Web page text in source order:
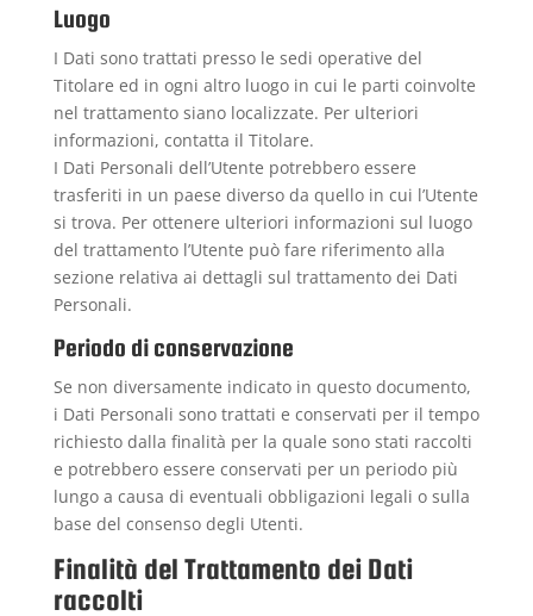
Luogo
I Dati sono trattati presso le sedi operative del
Titolare ed in ogni altro luogo in cui le parti coinvolte
nel trattamento siano localizzate. Per ulteriori
informazioni, contatta il Titolare.
I Dati Personali dell’Utente potrebbero essere
trasferiti in un paese diverso da quello in cui l’Utente
si trova. Per ottenere ulteriori informazioni sul luogo
del trattamento l’Utente può fare riferimento alla
sezione relativa ai dettagli sul trattamento dei Dati
Personali.
Periodo di conservazione
Se non diversamente indicato in questo documento,
i Dati Personali sono trattati e conservati per il tempo
richiesto dalla finalità per la quale sono stati raccolti
e potrebbero essere conservati per un periodo più
lungo a causa di eventuali obbligazioni legali o sulla
base del consenso degli Utenti.
Finalità del Trattamento dei Dati
raccolti